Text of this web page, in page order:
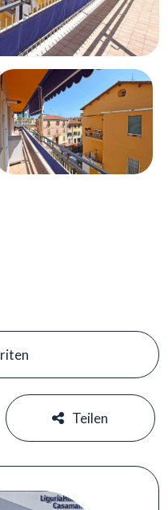
Teilen